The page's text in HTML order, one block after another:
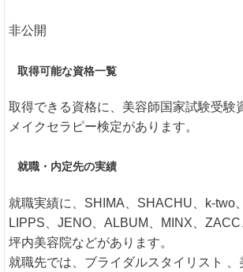
非公開
取得可能な資格一覧
取得できる資格に、美容師国家試験受験
メイクセラピー検定があります。
就職・内定先の実績
就職実績に、SHIMA、SHACHU、k-two
LIPPS、JENO、ALBUM、MINX、ZACC
坪内美容院などがあります。
就職先では、ブライダルスタイリスト 、